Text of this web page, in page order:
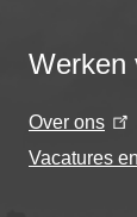
Werken
Over ons
Vacatures